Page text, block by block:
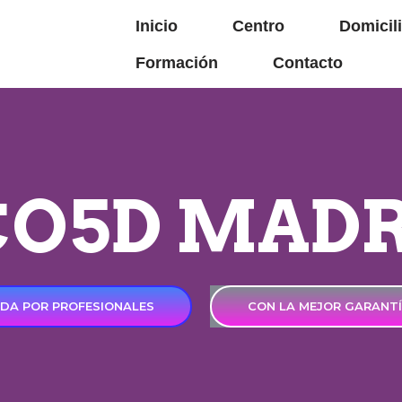
Inicio Centro
Formación Contacto
POR PROFESIONALES CON LA MEJOR